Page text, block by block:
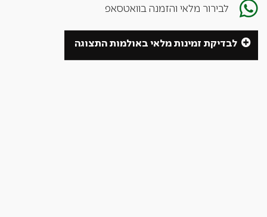
לבירור מלאי והזמנה בוואטסאפ
לבדיקת זמינות מלאי באולמות התצוגה